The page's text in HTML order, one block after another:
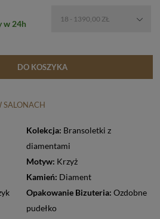
w 24h 18 - 1390,00 ZŁ
DO KOSZYKA
SALONACH
Kolekcja: Bransoletki z
diamentami
Motyw: Krzyż
Kamień: Diament
Opakowanie Bizuteria: Ozdobne
pudełko